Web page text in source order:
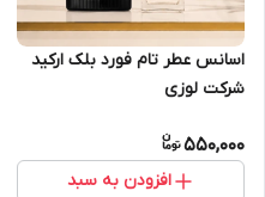
اسانس عطر تام فورد بلک ارکید
شرکت لوزی
550,000
افزودن به سبد